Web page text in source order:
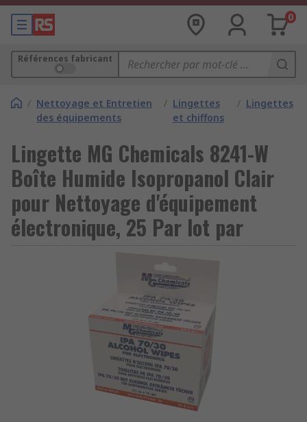
0
Références fabricant
/ Nettoyage et Entretien
des équipements
/ Lingettes
et chiffons
/ Lingettes
Lingette MG Chemicals 8241-W
Boîte Humide Isopropanol Clair
pour Nettoyage d'équipement
électronique, 25 Par lot par